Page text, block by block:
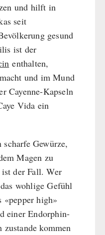
und hilft in
seit
gesund
ist der
enthalten,
und im Mund
Cayenne-Kapseln
Vida ein
Gewürze,
Magen zu
ist der Fall. Wer
wohlige Gefühl
«pepper high»
einer Endorphin-
kommen